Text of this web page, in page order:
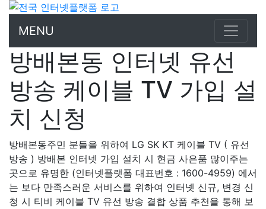
MENU
방배본동 인터넷 유선
방송 케이블 TV 가입 설
치 신청
방배본동주민 분들을 위하여 LG SK KT 케이블 TV ( 유선
방송 ) 방배본 인터넷 가입 설치 시 현금 사은품 많이주는
곳으로 유명한 (인터넷플랫폼 대표번호 : 1600-4959) 에서
는 보다 만족스러운 서비스를 위하여 인터넷 신규, 변경 신
청 시 티비 케이블 TV 유선 방송 결합 상품 추천을 통해 보